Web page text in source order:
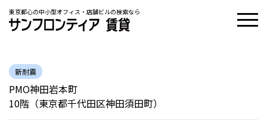
東京都心の中小型オフィス・店舗ビルの検索なら
新耐震
PMO神田岩本町
10階（東京都千代田区神田須田町）